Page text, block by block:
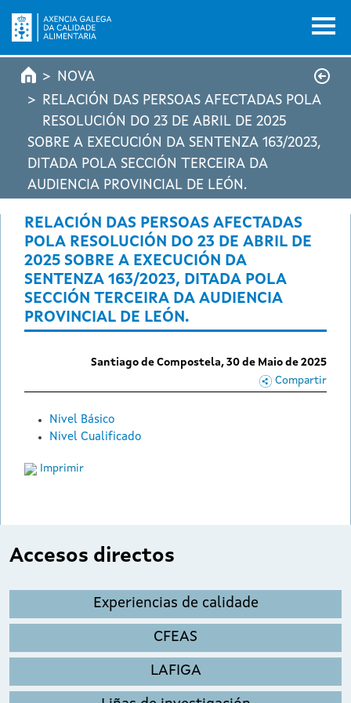
Ir o contido principal
NOVA
RELACIÓN DAS PERSOAS AFECTADAS POLA
RESOLUCIÓN DO 23 DE ABRIL DE 2025
SOBRE A EXECUCIÓN DA SENTENZA 163/2023,
DITADA POLA SECCIÓN TERCEIRA DA
AUDIENCIA PROVINCIAL DE LEÓN.
RELACIÓN DAS PERSOAS AFECTADAS
POLA RESOLUCIÓN DO 23 DE ABRIL DE
2025 SOBRE A EXECUCIÓN DA
SENTENZA 163/2023, DITADA POLA
SECCIÓN TERCEIRA DA AUDIENCIA
PROVINCIAL DE LEÓN.
Santiago de Compostela, 30 de Maio de 2025
Compartir
Nivel Básico
Nivel Cualificado
Imprimir
Accesos directos
Experiencias de calidade
CFEAS
LAFIGA